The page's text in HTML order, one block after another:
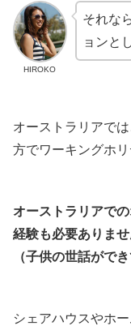
HIROKO
それな
ョンと
オーストラリアで
方でワーキングホ
オーストラリアで
経験も必要ありませ
（子供の世話がで
シェアハウスやホ